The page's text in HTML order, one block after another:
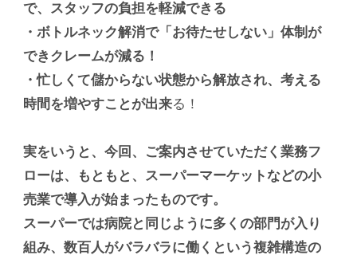
で、スタッフの負担を軽減できる
・ボトルネック解消で「お待たせしない」体制が
できクレームが減る！
・忙しくて儲からない状態から解放され、考える
時間を増やすことが出来る！
実をいうと、今回、ご案内させていただく業務フ
ローは、もともと、スーパーマーケットなどの小
売業で導入が始まったものです。
スーパーでは病院と同じように多くの部門が入り
組み、数百人がバラバラに働くという複雑構造の